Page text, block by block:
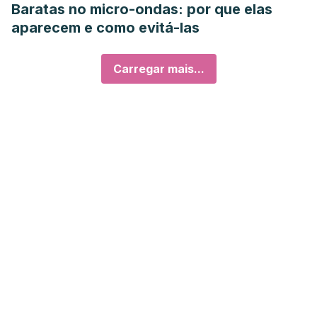
Baratas no micro-ondas: por que elas
aparecem e como evitá-las
Carregar mais...